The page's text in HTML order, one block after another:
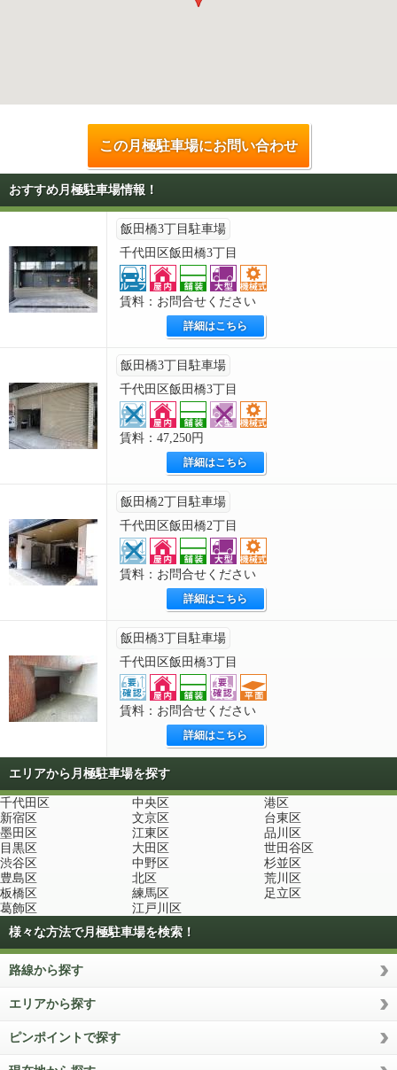
この月極駐車場にお問い合わせ
おすすめ月極駐車場情報！
飯田橋3丁目駐車場
千代田区飯田橋3丁目
賃料：お問合せください
詳細はこちら
飯田橋3丁目駐車場
千代田区飯田橋3丁目
賃料：47,250円
詳細はこちら
飯田橋2丁目駐車場
千代田区飯田橋2丁目
賃料：お問合せください
詳細はこちら
飯田橋3丁目駐車場
千代田区飯田橋3丁目
賃料：お問合せください
詳細はこちら
エリアから月極駐車場を探す
千代田区 中央区
港区
新宿区
文京区
台東区
墨田区
江東区
品川区
目黒区
大田区
世田谷区
渋谷区
中野区
杉並区
豊島区
北区
荒川区
板橋区
練馬区
足立区
葛飾区
江戸川区
様々な方法で月極駐車場を検索！
路線から探す
エリアから探す
ピンポイントで探す